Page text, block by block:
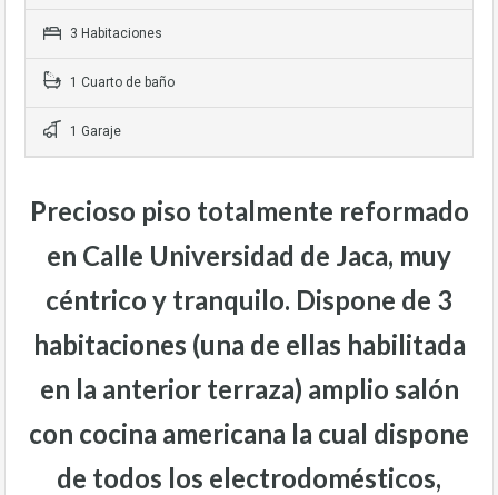
3 Habitaciones
1 Cuarto de baño
1 Garaje
Precioso piso totalmente reformado
en Calle Universidad de Jaca, muy
céntrico y tranquilo. Dispone de 3
habitaciones (una de ellas habilitada
en la anterior terraza) amplio salón
con cocina americana la cual dispone
de todos los electrodomésticos,